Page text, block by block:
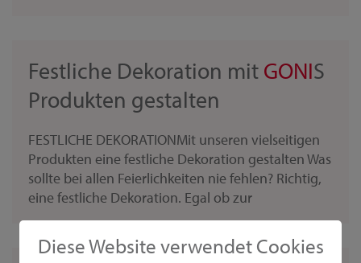
Diese Website verwendet Cookies
Festliche Dekoration mit GONIS
Produkten gestalten
FESTLICHE DEKORATIONMit unseren vielseitigen
Produkten eine festliche Dekoration gestalten Was
sollte bei allen Feierlichkeiten nie fehlen? Richtig,
eine festliche Dekoration. Egal ob zur